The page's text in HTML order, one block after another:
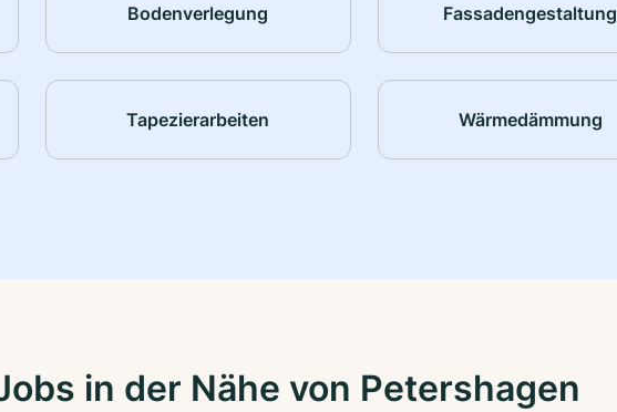
Bodenverlegung Fassadengestaltung
Tapezierarbeiten Wärmedämmung
in der Nähe von Petershagen